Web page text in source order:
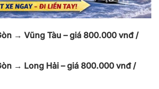
→ Vũng Tàu – giá 800.000 vnđ /
→ Long Hải – giá 800.000 vnđ /